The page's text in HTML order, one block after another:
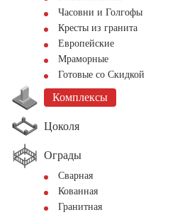
Часовни и Голгофы
Кресты из гранита
Европейские
Мраморные
Готовые со Скидкой
Комплексы
Цоколя
Ограды
Сварная
Кованная
Гранитная